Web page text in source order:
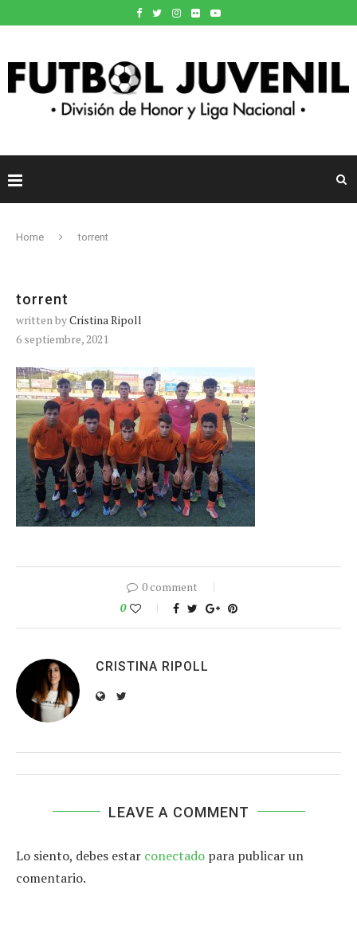
Home torrent
torrent
written byCristina Ripoll
6 septiembre, 2021
0 comment
0
CRISTINA RIPOLL
LEAVE A COMMENT
Lo siento, debes estar conectado para publicar un
comentario.